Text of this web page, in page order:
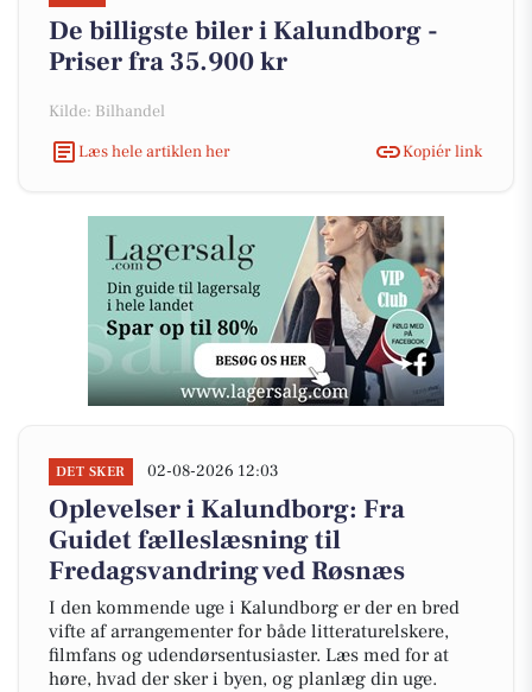
De billigste biler i Kalundborg -
Priser fra 35.900 kr
Kilde: Bilhandel
Læs hele artiklen her
Kopiér link
DET SKER 02-08-2026 12:03
Oplevelser i Kalundborg: Fra
Guidet fælleslæsning til
Fredagsvandring ved Røsnæs
I den kommende uge i Kalundborg er der en bred
vifte af arrangementer for både litteraturelskere,
filmfans og udendørsentusiaster. Læs med for at
høre, hvad der sker i byen, og planlæg din uge.